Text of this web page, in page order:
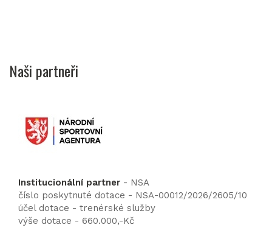
Naši partneři
Institucionální partner - NSA
číslo poskytnuté dotace - NSA-00012/2026/2605/10
účel dotace - trenérské služby
výše dotace - 660.000,-Kč